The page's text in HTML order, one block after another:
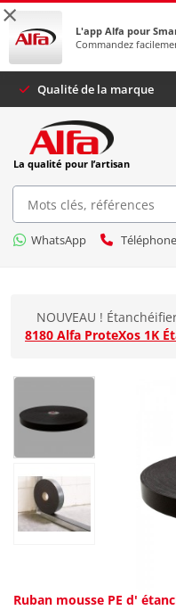
×
L'app Alfa pour
Commandez
Qualité de la marque
La qualité pour l’artisan
WhatsApp
NOUVEAU !
8180 Alfa ProteXos 1K
Ruban mousse PE d'